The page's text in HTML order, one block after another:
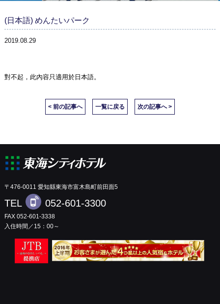
(日本語) めんたいパーク
2019.08.29
對不起，此內容只適用於日本語。
< 前の記事へ 一覧に戻る 次の記事へ >
〒476-0011 愛知縣東海市富木島町前田面5
TEL 052-601-3300
FAX 052-601-3338
入住時間／15：00～